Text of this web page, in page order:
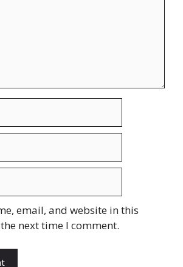
email, and website in this
next time I comment.